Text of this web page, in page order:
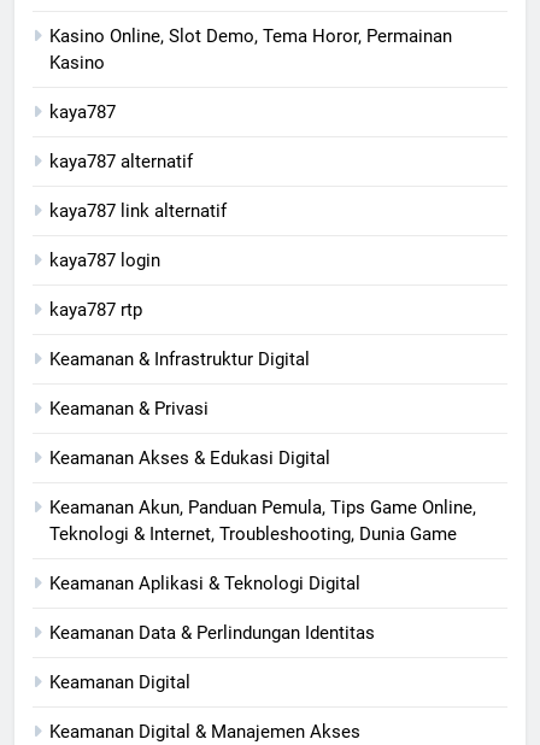
Kasino Online, Slot Demo, Tema Horor, Permainan
Kasino
kaya787
kaya787 alternatif
kaya787 link alternatif
kaya787 login
kaya787 rtp
Keamanan & Infrastruktur Digital
Keamanan & Privasi
Keamanan Akses & Edukasi Digital
Keamanan Akun, Panduan Pemula, Tips Game Online,
Teknologi & Internet, Troubleshooting, Dunia Game
Keamanan Aplikasi & Teknologi Digital
Keamanan Data & Perlindungan Identitas
Keamanan Digital
Keamanan Digital & Manajemen Akses